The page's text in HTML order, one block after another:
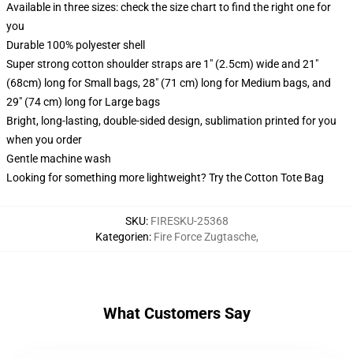
Available in three sizes: check the size chart to find the right one for
you
Durable 100% polyester shell
Super strong cotton shoulder straps are 1" (2.5cm) wide and 21"
(68cm) long for Small bags, 28" (71 cm) long for Medium bags, and
29" (74 cm) long for Large bags
Bright, long-lasting, double-sided design, sublimation printed for you
when you order
Gentle machine wash
Looking for something more lightweight? Try the Cotton Tote Bag
SKU: FIRESKU-25368
Kategorien: Fire Force Zugtasche,
What Customers Say